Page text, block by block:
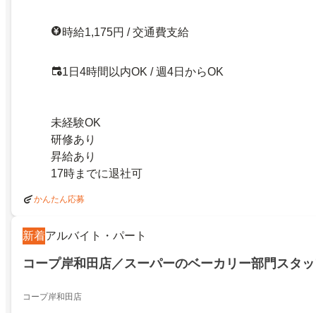
時給1,175円 / 交通費支給
1日4時間以内OK / 週4日からOK
未経験OK
研修あり
昇給あり
17時までに退社可
かんたん応募
新着アルバイト・パート
コープ岸和田店／スーパーのベーカリー部門スタ
コープ岸和田店